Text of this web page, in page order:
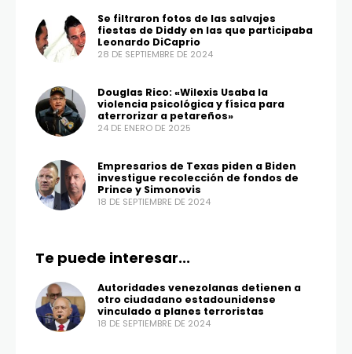
Se filtraron fotos de las salvajes
fiestas de Diddy en las que participaba
Leonardo DiCaprio
28 DE SEPTIEMBRE DE 2024
Douglas Rico: «Wilexis Usaba la
violencia psicológica y física para
aterrorizar a petareños»
24 DE ENERO DE 2025
Empresarios de Texas piden a Biden
investigue recolección de fondos de
Prince y Simonovis
18 DE SEPTIEMBRE DE 2024
Te puede interesar...
Autoridades venezolanas detienen a
otro ciudadano estadounidense
vinculado a planes terroristas
18 DE SEPTIEMBRE DE 2024